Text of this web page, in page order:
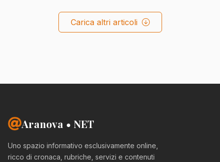
Carica altri articoli
Aranova • NET
Uno spazio informativo esclusivamente online,
ricco di cronaca, rubriche, servizi e contenuti